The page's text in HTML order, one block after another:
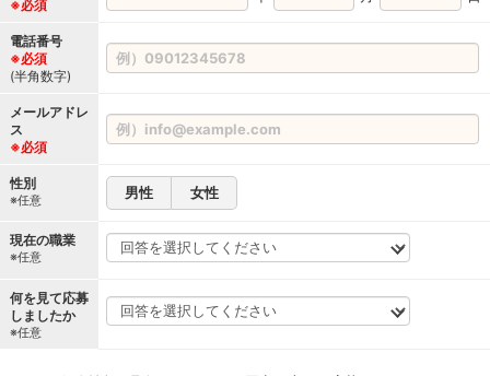
※必須
電話番号
※必須
(半角数字)
メールアドレ
ス
※必須
性別
※任意 男性 女性
現在の職業
※任意
何を見て応募
しましたか
※任意